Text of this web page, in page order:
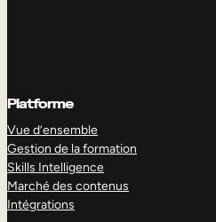
Platforme
Vue d’ensemble
Gestion de la formation
Skills Intelligence
Marché des contenus
Intégrations